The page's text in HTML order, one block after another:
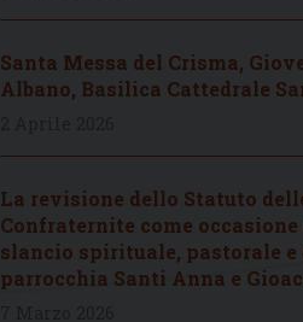
Santa Messa del Crisma,
Albano, Basilica Cattedrale
La revisione dello Statuto
Confraternite come
slancio spirituale, pastorale
parrocchia Santi Anna e